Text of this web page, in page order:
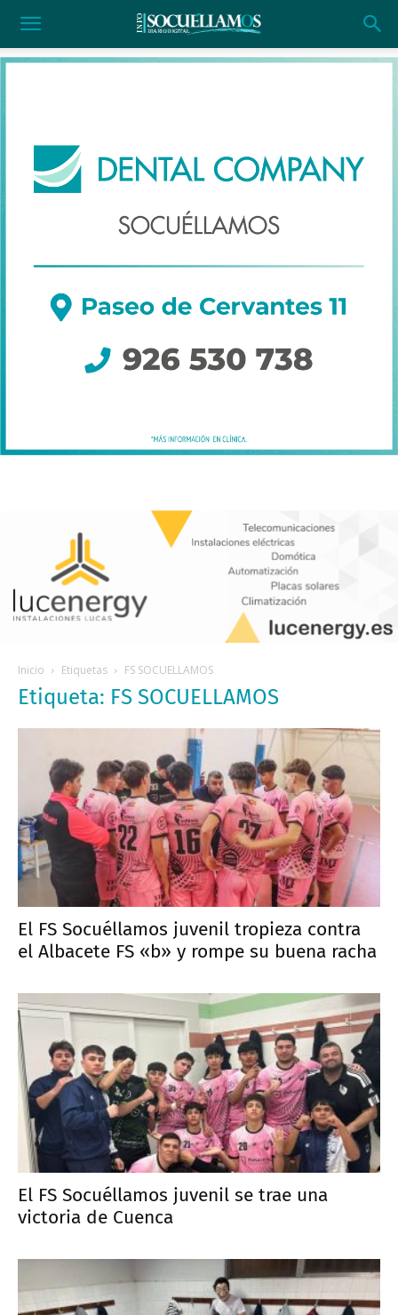
Inicio Etiquetas FS SOCUELLAMOS
Etiqueta: FS SOCUELLAMOS
El FS Socuéllamos juvenil tropieza contra
el Albacete FS «b» y rompe su buena racha
El FS Socuéllamos juvenil se trae una
victoria de Cuenca